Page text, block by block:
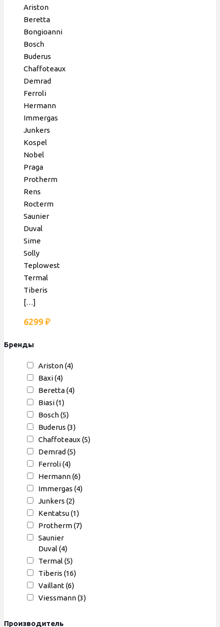
20025205,
99435621
Ariston
Beretta
Bongioanni
Bosch
Buderus
Chaffoteaux
Demrad
Ferroli
Hermann
Immergas
Junkers
Kospel
Nobel
Praga
Protherm
Rens
Rocterm
Saunier
Duval
Sime
Solly
Teplowest
Termal
Tiberis
[…]
6299 ₽
Бренды
Ariston(4)
Baxi(4)
Beretta(4)
Biasi(1)
Bosch(5)
Buderus (3)
Chaffoteaux (5)
Demrad (5)
Ferroli(4)
Hermann(6)
Immergas (4)
Junkers (2)
Kentatsu(1)
Protherm(7)
Saunier
Duval (4)
Termal (5)
Tiberis (16)
Vaillant(6)
Viessmann(3)
Производитель